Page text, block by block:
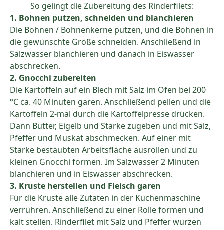
So gelingt die Zubereitung des Rinderfilets:
1. Bohnen putzen, schneiden und blanchieren
Die Bohnen / Bohnenkerne putzen, und die Bohnen in
die gewünschte Größe schneiden. Anschließend in
Salzwasser blanchieren und danach in Eiswasser
abschrecken.
2. Gnocchi zubereiten
Die Kartoffeln auf ein Blech mit Salz im Ofen bei 200
°C ca. 40 Minuten garen. Anschließend pellen und die
Kartoffeln 2-mal durch die Kartoffelpresse drücken.
Dann Butter, Eigelb und Stärke zugeben und mit Salz,
Pfeffer und Muskat abschmecken. Auf einer mit
Stärke bestäubten Arbeitsfläche ausrollen und zu
kleinen Gnocchi formen. Im Salzwasser 2 Minuten
blanchieren und in Eiswasser abschrecken.
3. Kruste herstellen und Fleisch garen
Für die Kruste alle Zutaten in der Küchenmaschine
verrühren. Anschließend zu einer Rolle formen und
kalt stellen. Rinderfilet mit Salz und Pfeffer würzen